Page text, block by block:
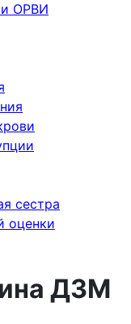
и ОРВИ
сестра
оценки
ДЗМ